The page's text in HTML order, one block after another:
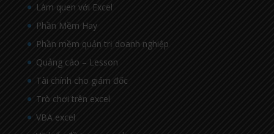
Làm quen với Excel
Phần Mềm Hay
Phần mềm quản trị doanh nghiệp
Quảng cáo – Lesson
Tài chính cho giám đốc
Trò chơi trên excel
VBA excel